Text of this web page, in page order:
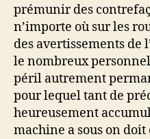
prémunir des
n’importe où sur les
des avertissements de
le nombreux
péril autrement
pour lequel tant de
heureusement
machine a sous on